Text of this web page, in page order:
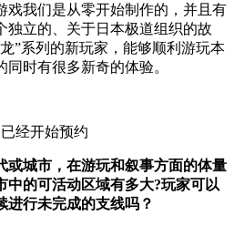
戏我们是从零开始制作的，并且有
独立的、关于日本极道组织的故
”系列的新玩家，能够顺利游玩本
时有很多新奇的体验。
经开始预约
或城市，在游玩和叙事方面的体量
中的可活动区域有多大?玩家可以
进行未完成的支线吗？